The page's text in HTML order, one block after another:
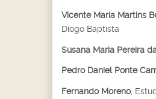
Vicente Maria Martins
Diogo Baptista
Susana Maria Pereira
Pedro Daniel Ponte
Fernando Moreno,